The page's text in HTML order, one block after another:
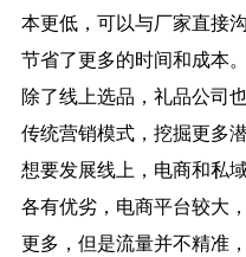
本更低，可以与厂家直接
节省了更多的时间和成本。
除了线上选品，礼品公司
传统营销模式，挖掘更多潜
想要发展线上，电商和私
各有优劣，电商平台较大
更多，但是流量并不精准